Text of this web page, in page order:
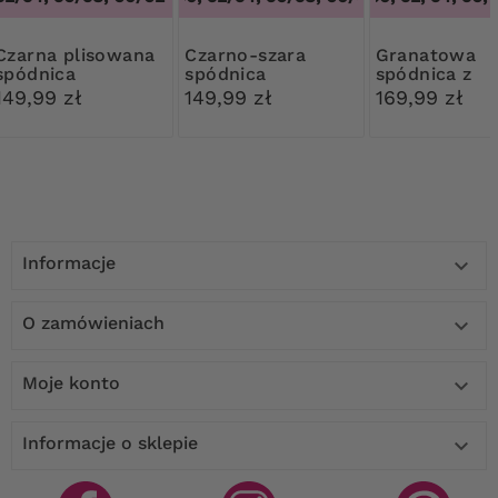
zł
Czarno-szara
spódnica
149,99 zł
Granatowa
spódnica z
przeszyciami
169,99 zł
Informacje 
O zamówieniach 
Moje konto 
Informacje o sklepie 